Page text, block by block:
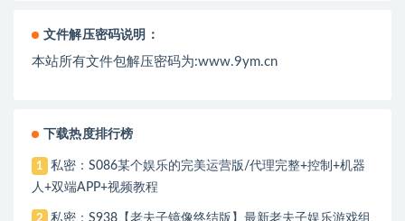
文件解压密码说明：
本站所有文件包解压密码为:www.9ym.cn
下载热度排行榜
1
私密：S086某个娱乐的完美运营版/代理完整+控制+机器
人+双端APP+视频教程
2
私密：S938【老夫子镜像终结版】最新老夫子娱乐游戏组